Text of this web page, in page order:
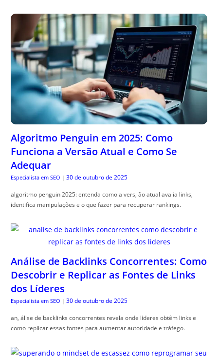
Algoritmo Penguin em 2025: Como
Funciona a Versão Atual e Como Se
Adequar
Especialista em SEO | 30 de outubro de 2025
algoritmo penguin 2025: entenda como a vers, ão atual avalia links,
identifica manipulações e o que fazer para recuperar rankings.
Análise de Backlinks Concorrentes: Como
Descobrir e Replicar as Fontes de Links
dos Líderes
Especialista em SEO | 30 de outubro de 2025
an, álise de backlinks concorrentes revela onde líderes obtêm links e
como replicar essas fontes para aumentar autoridade e tráfego.